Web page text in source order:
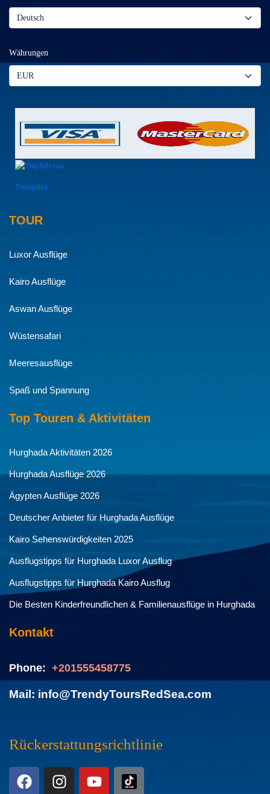
Währungen
Trustpilot
TOUR
Luxor Ausflüge
Kairo Ausflüge
Aswan Ausflüge
Wüstensafari
Meeresausflüge
Spaß und Spannung
Top Touren & Aktivitäten
Hurghada Aktivitäten 2026
Hurghada Ausflüge 2026
Ägypten Ausflüge 2026
Deutscher Anbieter für Hurghada Ausflüge
Kairo Sehenswürdigkeiten 2025
Ausflugstipps für Hurghada Luxor Ausflug
Ausflugstipps für Hurghada Kairo Ausflug
Die Besten Kinderfreundlichen & Familienausflüge in Hurghada
Kontakt
Phone: +201555458775
Mail: info@TrendyToursRedSea.com
Rückerstattungsrichtlinie